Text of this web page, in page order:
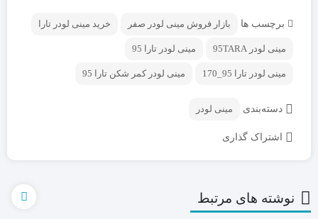
برچسب ها بازار فروش مینی لودر صفر خرید مینی لودر تارا
مینی لودر 95TARA مینی لودر تارا 95
مینی لودر تارا 95_170 مینی لودر کمر شکن تارا 95
دسته‌بندی مینی لودر
اشتراک گذاری
نوشته های مرتبط